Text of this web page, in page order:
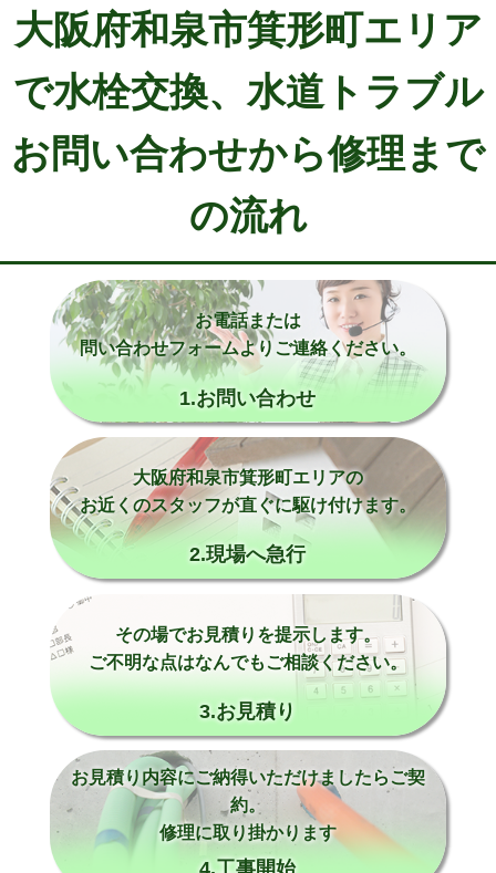
大阪府和泉市箕形町エリア
で水栓交換、水道トラブル
お問い合わせから修理まで
の流れ
お電話または
問い合わせフォームよりご連絡ください。
1.お問い合わせ
大阪府和泉市箕形町エリアの
お近くのスタッフが直ぐに駆け付けます。
2.現場へ急行
その場でお見積りを提示します。
ご不明な点はなんでもご相談ください。
3.お見積り
お見積り内容にご納得いただけましたらご契
約。
修理に取り掛かります
4.工事開始